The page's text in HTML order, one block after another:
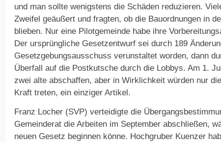
und man sollte wenigstens die Schäden reduzieren.
Zweifel geäußert und fragten, ob die Bauordnungen in
blieben. Nur eine Pilotgemeinde habe ihre
Der ursprüngliche Gesetzentwurf sei durch 189
Gesetzgebungsausschuss verunstaltet worden, dann
Überfall auf die Postkutsche durch die Lobbys. Am 1.
zwei alte abschaffen, aber in Wirklichkeit würden nur
Kraft treten, ein einziger Artikel.
Franz Locher (SVP) verteidigte die
Gemeinderat die Arbeiten im September abschließen,
neuen Gesetz beginnen könne. Hochgruber Kuenzer